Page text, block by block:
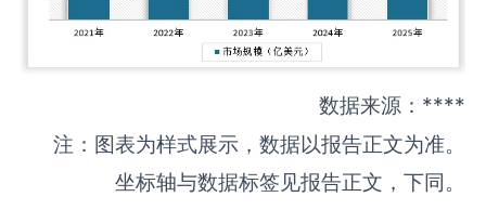
数据来源：****
注：图表为样式展示，数据以报告正文为准。
坐标轴与数据标签见报告正文，下同。